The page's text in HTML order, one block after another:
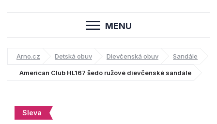
MENU
Arno.cz Detská obuv Dievčenská obuv Sandále
American Club HL167 šedo ružové dievčenské sandále
Sleva